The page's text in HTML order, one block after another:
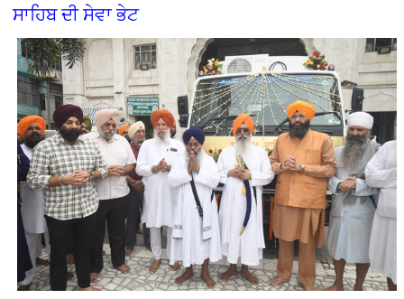
ਸਾਹਿਬ ਦੀ ਸੇਵਾ ਭੇਟ